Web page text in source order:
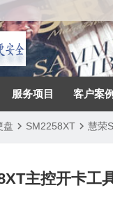
服务项目 客户案例
盘 SM2258XT 慧荣
主控开卡工